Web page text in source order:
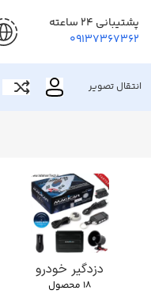
پشتیبانی 24 ساعته
09137367362
انتقال تصویر
دزدگیر خودرو
18 محصول